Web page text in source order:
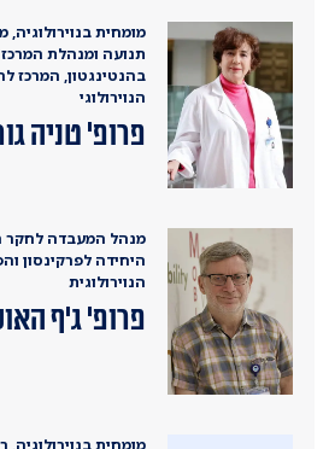
מומחית
תנועה ומנהלת
בהנטינגטון, המרכז
הנוירולוגי
פרופ' טניה
מנהל המעבדה לחקר
היחידה לפרקינסון
הנוירולוגית
פרופ' ג'ף